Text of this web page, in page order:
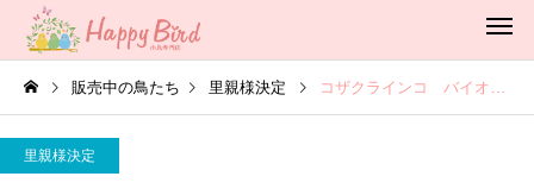
販売中の鳥たち 里親様決定 コザクラインコ バイオレットパイドOP②
里親様決定